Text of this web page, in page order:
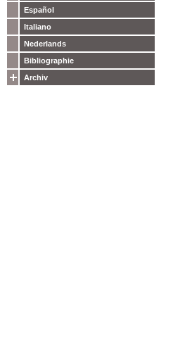
Español
Italiano
Nederlands
Bibliographie
Archiv